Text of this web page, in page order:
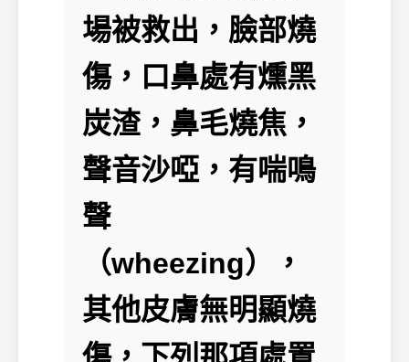
場被救出，臉部燒
傷，口鼻處有燻黑
炭渣，鼻毛燒焦，
聲音沙啞，有喘鳴
聲
（wheezing），
其他皮膚無明顯燒